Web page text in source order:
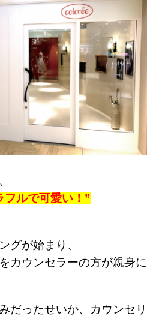
フルで可愛い！”
グが始まり、
カウンセラーの方が親身に
だったせいか、 カウンセリ